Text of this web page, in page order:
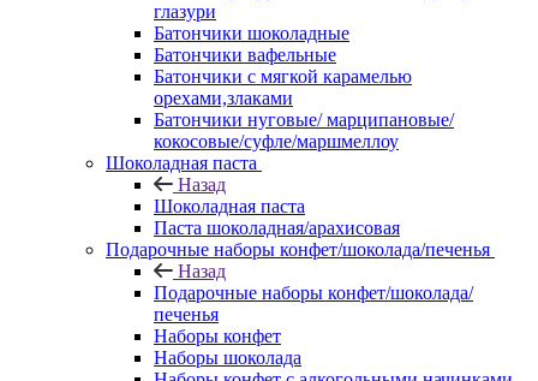
глазури
Батончики шоколадные
Батончики вафельные
Батончики с мягкой карамелью
орехами,злаками
Батончики нуговые/ марципановые/
кокосовые/суфле/маршмеллоу
Шоколадная паста
Назад
Шоколадная паста
Паста шоколадная/арахисовая
Подарочные наборы конфет/шоколада/печенья
Назад
Подарочные наборы конфет/шоколада/
печенья
Наборы конфет
Наборы шоколада